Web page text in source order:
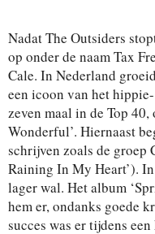
Nadat The Outsiders
op onder de naam Tax
Cale. In Nederland
een icoon van het
zeven maal in de Top
Wonderful’. Hiernaast
schrijven zoals de groep
Raining In My Heart’).
lager wal. Het album
hem er, ondanks goede
succes was er tijdens